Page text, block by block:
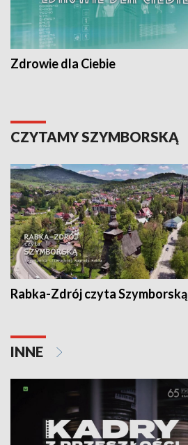
Zdrowie dla Ciebie
CZYTAMY SZYMBORSKĄ
Rabka-Zdrój czyta Szymborską
INNE